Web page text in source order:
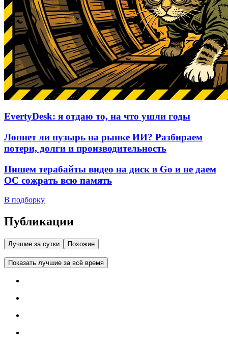
EvertyDesk: я отдаю то, на что ушли годы
Лопнет ли пузырь на рынке ИИ? Разбираем
потери, долги и производительность
Пишем терабайты видео на диск в Go и не даем
ОС сожрать всю память
В подборку
Публикации
Лучшие за сутки Похожие
Показать лучшие за всё время